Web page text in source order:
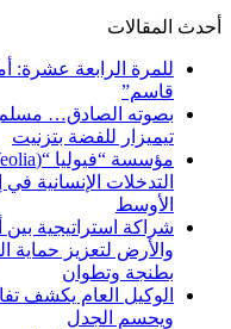
أحدث المقالات
للمرة الرابعة عشرة:
قاسم”
بصوته الصادق… مسلم
تيميزار للفضة بتزنيت
التدخلات الإنسانية
الأوسط
شراكة استراتيجية
والأرض لتعزيز حماية
بطنجة وتطوان
الوكيل العام يكشف
ويحسم الجدل